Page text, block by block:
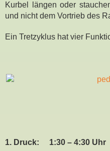
Kurbel längen oder
und nicht dem Vortrieb des
Ein Tretzyklus hat vier
1. Druck:
1:30 – 4:30 Uhr